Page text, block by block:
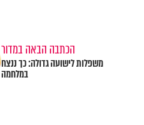
הכתבה הבאה במדור
משפלות לישועה גדולה: כך ננצח
במלחמה